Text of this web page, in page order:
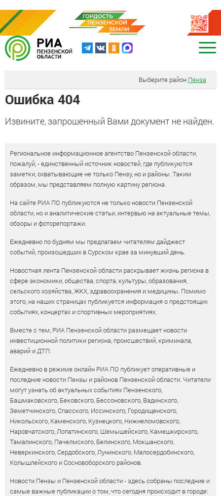
Выберите район Пенза
Ошибка 404
Извините, запрошенный Вами документ не найден.
Региональное информационное агентство Пензенской области,
пожалуй, - единственный источник новостей, где публикуются
заметки, охватывающие не только Пензу, но и районы. Таким
образом, мы представляем полную картину региона.
На сайте РИА ПО публикуются не только новости Пензенской
области, но и аналитические статьи, интервью на актуальные темы,
обзоры и фоторепортажи.
Ежедневно по будням мы предлагаем читателям дайджест
событий, произошедших в Сурском крае за минувший день.
Новостная лента Пензенской области раскрывает жизнь региона в
сфере экономики, общества, спорта, культуры, образования,
сельского хозяйства, ЖКХ, здравоохранения и медицины. Помимо
этого, на наших страницах публикуется информация о предстоящих
событиях, концертах и спортивных мероприятиях.
Вместе с тем, РИА Пензенской области размещает новости
инвестиционной политики региона, происшествий, криминала,
аварий и ДТП.
Ежедневно в режиме онлайн РИА ПО публикует оперативные и
последние новости Пензы и районов Пензенской области. Читатели
могут узнать об актуальных событиях Пензенского,
Башмаковского, Бековского, Бессоновского, Вадинского,
Земетчинского, Спасского, Иссинского, Городищенского,
Никольского, Каменского, Кузнецкого, Нижнеломовского,
Наровчатского, Лопатинского, Шемышейского, Камешкирского,
Тамалинского, Пачелмского, Белинского, Мокшанского,
Неверкинского, Сердобского, Лунинского, Малосердобинского,
Колышлейского и Сосновоборского районов.
Новости Пензы и Пензенской области - здесь собраны последние и
самые важные публикации о том, что сегодня происходит в городе: